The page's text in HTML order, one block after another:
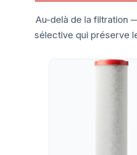
Au-delà de la filtration
sélective qui préserve